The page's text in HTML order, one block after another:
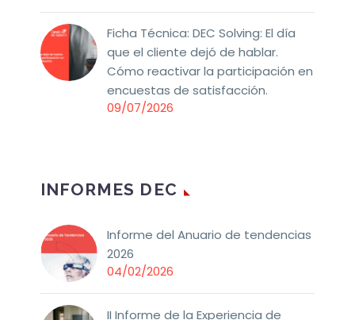
Ficha Técnica: DEC Solving: El día
que el cliente dejó de hablar.
Cómo reactivar la participación en
encuestas de satisfacción.
09/07/2026
INFORMES DEC
Informe del Anuario de tendencias
2026
04/02/2026
II Informe de la Experiencia de